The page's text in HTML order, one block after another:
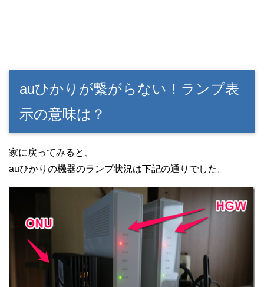
auひかりが繋がらない！ランプ表
示の意味は？
家に戻ってみると、
auひかりの機器のランプ状況は下記の通りでした。